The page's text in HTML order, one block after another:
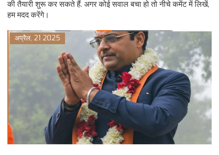
की तैयारी शुरू कर सकते हैं. अगर कोई सवाल बचा हो तो नीचे कमेंट में लिखें,
हम मदद करेंगे।
अप्रैल, 21 2025